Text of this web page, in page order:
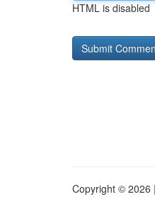
HTML is disabled
Copyright © 2026 |